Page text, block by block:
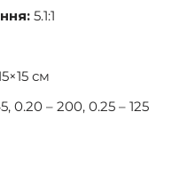
5.1:1
см
0.20 – 200, 0.25 – 125